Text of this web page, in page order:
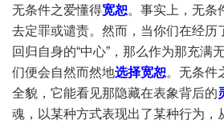
无条件之爱懂得宽恕。事实上，无条
去定罪或谴责。然而，当你们在经历
回归自身的“中心”，那么作为那充满
们便会自然而然地选择宽恕。无条件
全貌，它能看见那隐藏在表象背后的
魂，以某种方式表现出了某种行为，